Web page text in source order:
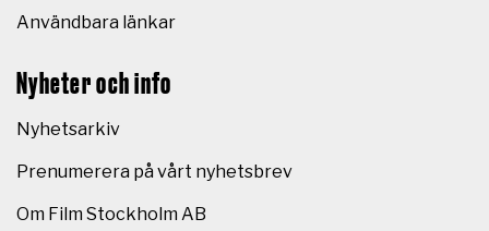
Användbara länkar
Nyheter och info
Nyhetsarkiv
Prenumerera på vårt nyhetsbrev
Om Film Stockholm AB